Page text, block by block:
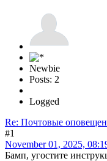
Newbie
Posts: 2
Logged
Re: Почтовые
#1
November 01, 2025,
Бамп, угостите